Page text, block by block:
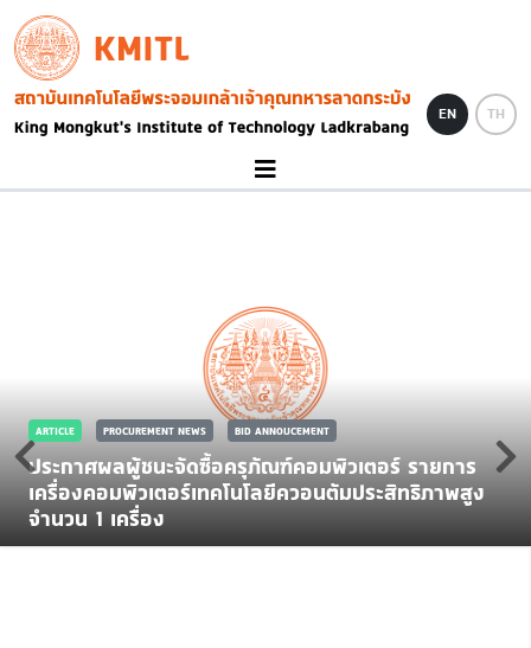
Skip to main content
KMITL
Image
EN TH
ARTICLE PROCUREMENT NEWS BID ANNOUCEMENT
ประกาศผลผู้ชนะจัดซื้อครุภัณฑ์คอมพิวเตอร์ รายการ
เครื่องคอมพิวเตอร์เทคโนโลยีควอนตัมประสิทธิภาพสูง
จำนวน 1 เครื่อง